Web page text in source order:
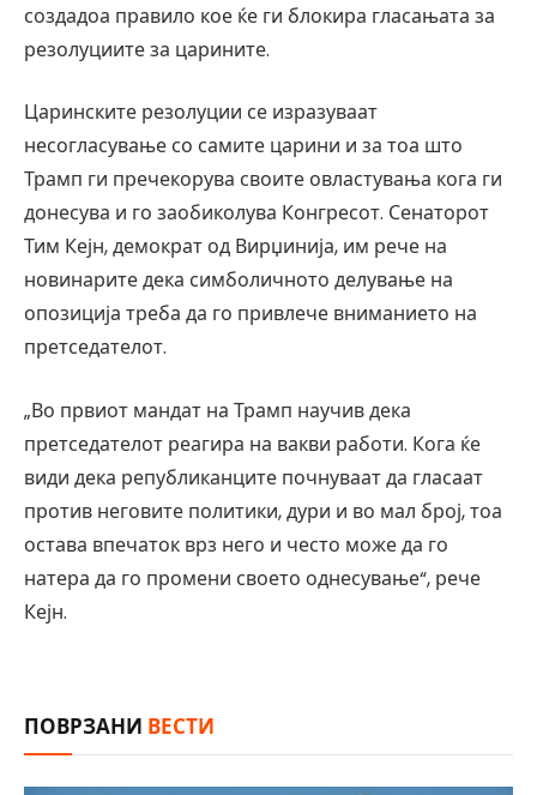
создадоа правило кое ќе ги блокира гласањата за
резолуциите за царините.
Царинските резолуции се изразуваат
несогласување со самите царини и за тоа што
Трамп ги пречекорува своите овластувања кога ги
донесува и го заобиколува Конгресот. Сенаторот
Тим ​​Кејн, демократ од Вирџинија, им рече на
новинарите дека симболичното делување на
опозиција треба да го привлече вниманието на
претседателот.
„Во првиот мандат на Трамп научив дека
претседателот реагира на вакви работи. Кога ќе
види дека републиканците почнуваат да гласаат
против неговите политики, дури и во мал број, тоа
остава впечаток врз него и често може да го
натера да го промени своето однесување“, рече
Кејн.
ПОВРЗАНИ ВЕСТИ